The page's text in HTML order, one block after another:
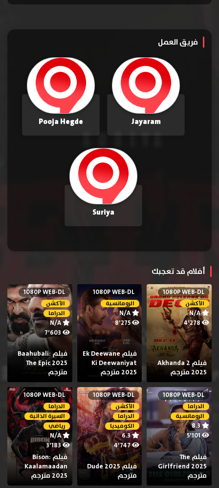
فريق العمل
Jayaram
Pooja Hegde
Suriya
أفلام قد تعجبك
1080P WEB-DL
الأكشن
N/A
4٬278
فيلم Akhanda 2
2025 مترجم
1080P WEB-DL
الرومانسية
N/A
8٬275
فيلم Ek Deewane
Ki Deewaniyat
2025 مترجم
1080P WEB-DL
الأكشن
الدراما
N/A
فيلم Baahubali:
The Epic 2025
مترجم
1080P WEB-DL
الدراما
الرومانسية
8.3
5٬101
فيلم The
Girlfriend 2025
مترجم
1080P WEB-DL
الأكشن
الدراما
الكوميديا
6.3
4٬747
فيلم Dude 2025
مترجم
1080P WEB-DL
الدراما
السيرة الذاتية
رياضي
N/A
3٬183
فيلم Bison:
Kaalamaadan
2025 مترجم